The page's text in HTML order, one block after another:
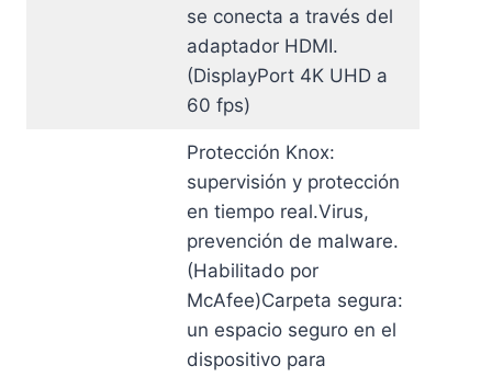
se conecta a través del
adaptador HDMI.
(DisplayPort 4K UHD a
60 fps)
Protección Knox:
supervisión y protección
en tiempo real.Virus,
prevención de malware.
(Habilitado por
McAfee)Carpeta segura:
un espacio seguro en el
dispositivo para